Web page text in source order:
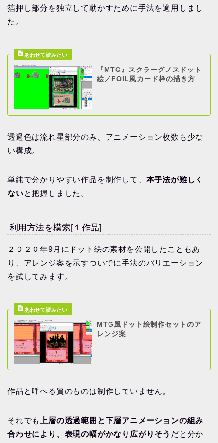
箔押し部分を独立して動かすために手法を適用しまし
た。
『MTG』スクラーグノスドット
絵／FOIL風カード枠の描き方
透過色は流れ星部分のみ、アニメーション枚数も少な
い構成。
単純で分かりやすい作品を制作して、 本手法が難しく
ないと把握しました。
利用方法を模索[１作品]
２０２０年9月にドット絵の素材を公開したこともあ
り、アレンジ案を示すついでに手法のバリエーション
を試してみます。
MTG風ドット絵制作セットのア
レンジ案
作品と呼べる質のものは制作していません。
それでも
上層の透過範囲と下層アニメーションの組み
合わせにより、表現の幅がかなり広がりそう だと分か